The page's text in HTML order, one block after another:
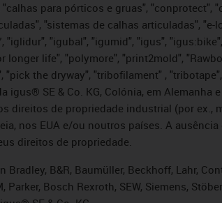
para pórticos e gruas", "conprotect",
"sistemas de calhas articuladas",
"iglidur", "igubal", "igumid", "igus",
life", "polymore", "print2mold",
"pick the dryway", "tribofilament" ,
igus® SE & Co. KG, Colónia, em
direitos de propriedade industrial (por
nos EUA e/ou noutros países. A
direitos de propriedade.
B&R, Baumüller, Beckhoff, Lahr,
Parker, Bosch Rexroth, SEW, Siemens,